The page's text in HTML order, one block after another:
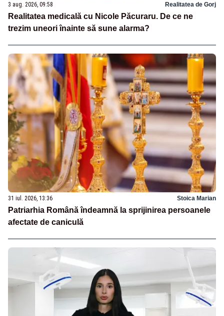
3 aug. 2026, 09:58 Realitatea de Gorj
Realitatea medicală cu Nicole Păcuraru. De ce ne
trezim uneori înainte să sune alarma?
31 iul. 2026, 13:36 Stoica Marian
Patriarhia Română îndeamnă la sprijinirea persoanele
afectate de caniculă